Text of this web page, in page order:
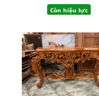
Còn hiệu lực